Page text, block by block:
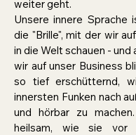
weiter geht.
Unsere innere Sprache
die "Brille", mit der wir
in die Welt schauen - und
wir auf unser Business
so tief erschütternd,
innersten Funken nach
und hörbar zu
heilsam, wie sie vor